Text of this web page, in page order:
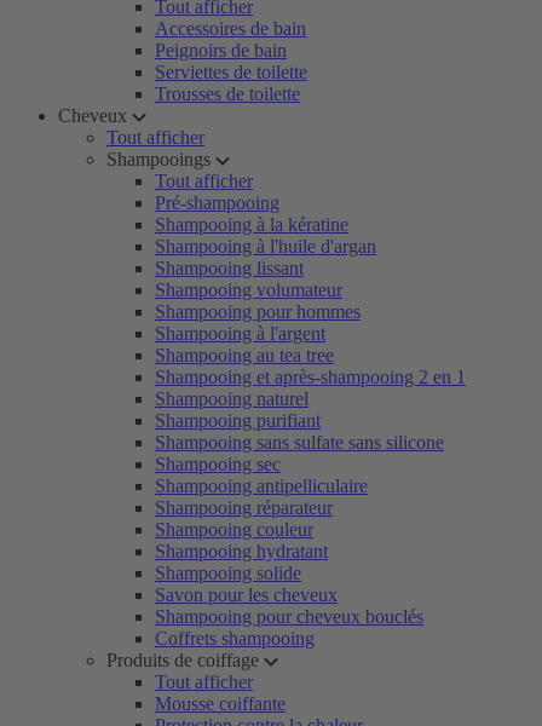
Tout afficher
Accessoires de bain
Peignoirs de bain
Serviettes de toilette
Trousses de toilette
Cheveux
Tout afficher
Shampooings
Tout afficher
Pré-shampooing
Shampooing à la kératine
Shampooing à l'huile d'argan
Shampooing lissant
Shampooing volumateur
Shampooing pour hommes
Shampooing à l'argent
Shampooing au tea tree
Shampooing et après-shampooing 2 en 1
Shampooing naturel
Shampooing purifiant
Shampooing sans sulfate sans silicone
Shampooing sec
Shampooing antipelliculaire
Shampooing réparateur
Shampooing couleur
Shampooing hydratant
Shampooing solide
Savon pour les cheveux
Shampooing pour cheveux bouclés
Coffrets shampooing
Produits de coiffage
Tout afficher
Mousse coiffante